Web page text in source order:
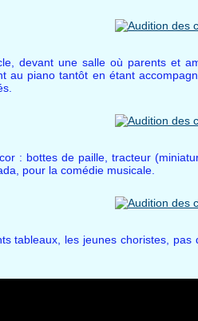
devant une salle où parents et
au piano tantôt en étant
: bottes de paille, tracteur
pour la comédie musicale.
tableaux, les jeunes choristes,